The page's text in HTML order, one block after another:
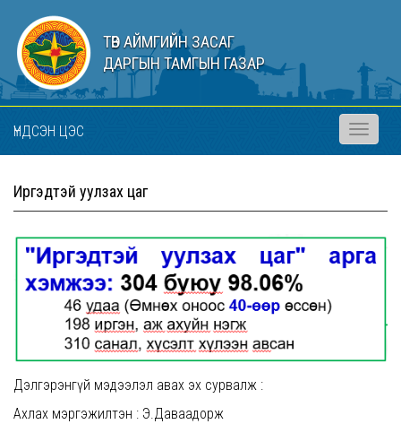
ТӨВ АЙМГИЙН ЗАСАГ
ДАРГЫН ТАМГЫН ГАЗАР
ҮНДСЭН ЦЭС
Toggle
Иргэдтэй уулзах цаг
Дэлгэрэнгүй мэдээлэл авах эх сурвалж :
Ахлах мэргэжилтэн : Э.Даваадорж